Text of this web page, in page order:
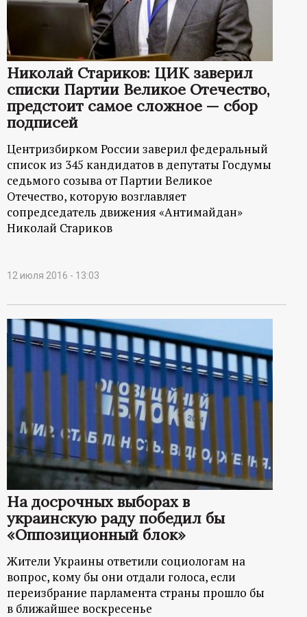
Николай Стариков: ЦИК заверил
списки Партии Великое Отечество,
предстоит самое сложное — сбор
подписей
Центризбирком России заверил федеральный
список из 345 кандидатов в депутаты Госдумы
седьмого созыва от Партии Великое
Отечество, которую возглавляет
сопредседатель движения «Антимайдан»
Николай Стариков
12 июля 2016 - 13:03
На досрочных выборах в
украинскую раду победил бы
«Оппозиционный блок»
Жители Украины ответили социологам на
вопрос, кому бы они отдали голоса, если
переизбрание парламента страны прошло бы
в ближайшее воскресенье